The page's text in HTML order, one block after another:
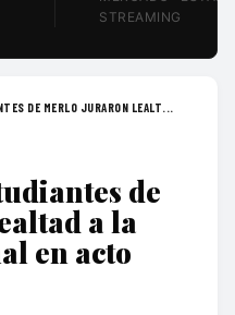
STREAMING
DE MERLO JURARON LEALT...
de
a la
en acto